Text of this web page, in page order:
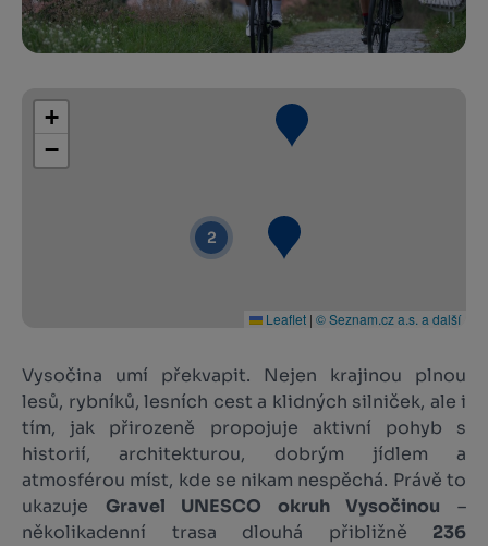
2
+
−
Leaflet | © Seznam.cz a.s. a další
Vysočina umí překvapit. Nejen krajinou plnou
lesů, rybníků, lesních cest a klidných silniček, ale i
tím, jak přirozeně propojuje aktivní pohyb s
historií, architekturou, dobrým jídlem a
atmosférou míst, kde se nikam nespěchá. Právě to
ukazuje Gravel UNESCO okruh Vysočinou –
několikadenní trasa dlouhá přibližně 236